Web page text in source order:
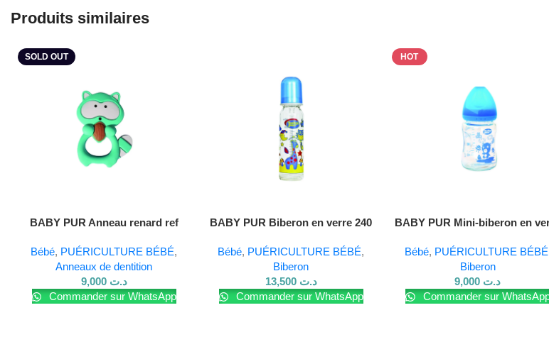
Produits similaires
SOLD OUT
Lire La Suite
BABY PUR Anneau renard ref
Bébé, PUÉRICULTURE BÉBÉ,
Anneaux de dentition
د.ت 9,000
Commander sur WhatsApp
BABY PUR Biberon en verre 240
Bébé, PUÉRICULTURE BÉBÉ,
Biberon
د.ت 13,500
Commander sur WhatsApp
HOT
BABY PUR Mini-biberon en
Bébé, PUÉRICULTURE BÉBÉ
Biberon
د.ت
Commander sur